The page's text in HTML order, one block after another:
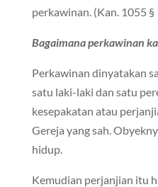
perkawinan. (Kan. 1055 §
Bagaimana perkawinan
Perkawinan dinyatakan
satu laki-laki dan satu
kesepakatan atau
Gereja yang sah.
hidup.
Kemudian perjanjian itu